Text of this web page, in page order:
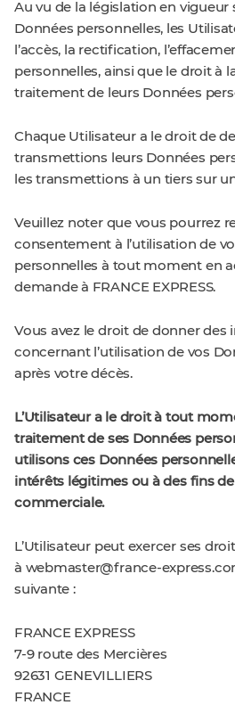
Au vu de la législation en vigueur
Données personnelles, les
l’accès, la rectification,
personnelles, ainsi que le droit à
traitement de leurs Données
Chaque Utilisateur a le droit de
transmettions leurs Données
les transmettions à un tiers sur
Veuillez noter que vous pourrez
consentement à l’utilisation de
personnelles à tout moment en
demande à FRANCE EXPRESS.
Vous avez le droit de donner des
concernant l’utilisation de vos
après votre décès.
L’Utilisateur a le droit à tout
traitement de ses Données
utilisons ces Données
intérêts légitimes ou à des fins
commerciale.
L’Utilisateur peut exercer ses
à webmaster@france-
suivante :
FRANCE EXPRESS
7-9 route des Mercières
92631 GENEVILLIERS
FRANCE